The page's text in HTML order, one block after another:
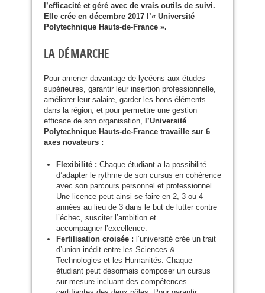
l’efficacité et géré avec de vrais outils de suivi.
Elle crée en décembre 2017 l’« Université
Polytechnique Hauts-de-France ».
LA DÉMARCHE
Pour amener davantage de lycéens aux études
supérieures, garantir leur insertion professionnelle,
améliorer leur salaire, garder les bons éléments
dans la région, et pour permettre une gestion
efficace de son organisation,
l’Université
Polytechnique Hauts-de-France travaille sur 6
axes novateurs :
Flexibilité : Chaque étudiant a la possibilité
d’adapter le rythme de son cursus en cohérence
avec son parcours personnel et professionnel.
Une licence peut ainsi se faire en 2, 3 ou 4
années au lieu de 3 dans le but de lutter contre
l’échec, susciter l’ambition et
accompagner l’excellence.
Fertilisation croisée : l’université crée un trait
d’union inédit entre les Sciences &
Technologies et les Humanités. Chaque
étudiant peut désormais composer un cursus
sur-mesure incluant des compétences